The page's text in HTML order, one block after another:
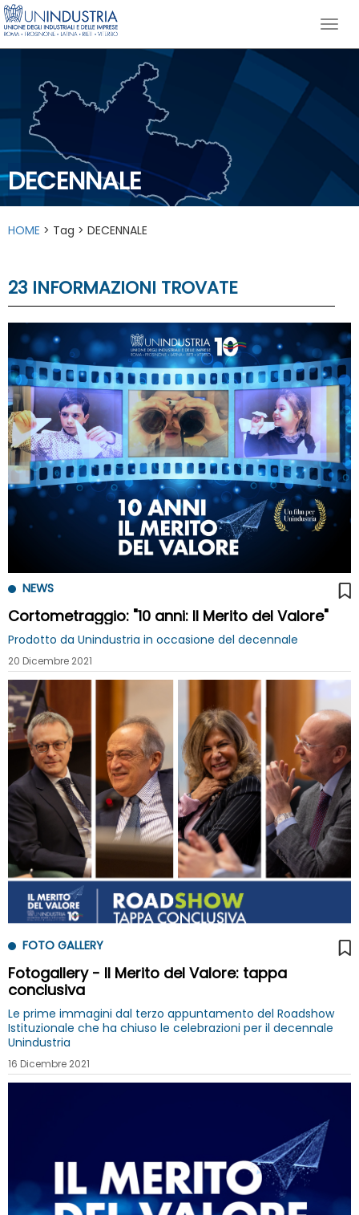
DECENNALE
HOME > Tag > DECENNALE
23 INFORMAZIONI TROVATE
NEWS
Cortometraggio: "10 anni: Il Merito del Valore"
Prodotto da Unindustria in occasione del decennale
20 Dicembre 2021
FOTO GALLERY
Fotogallery - Il Merito del Valore: tappa
conclusiva
Le prime immagini dal terzo appuntamento del Roadshow
Istituzionale che ha chiuso le celebrazioni per il decennale
Unindustria
16 Dicembre 2021